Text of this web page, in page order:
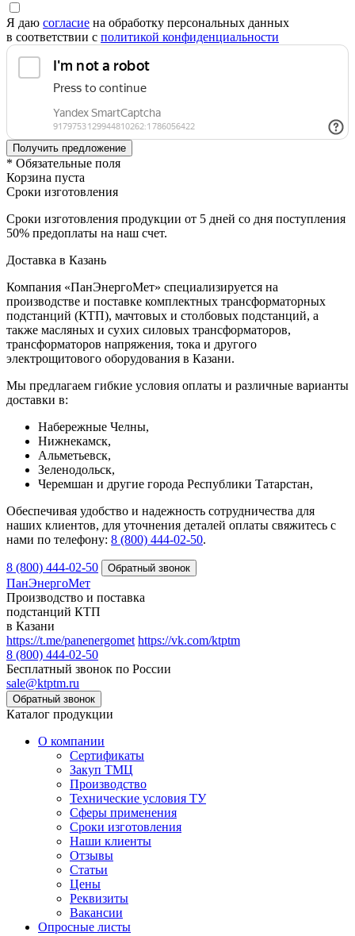
Я даю согласие на обработку персональных данных
в соответствии с политикой конфиденциальности
* Обязательные поля
Корзина пуста
Сроки изготовления
Сроки изготовления продукции от 5 дней со дня поступления
50% предоплаты на наш счет.
Доставка в Казань
Компания «ПанЭнергоМет» специализируется на
производстве и поставке комплектных трансформаторных
подстанций (КТП), мачтовых и столбовых подстанций, а
также масляных и сухих силовых трансформаторов,
трансформаторов напряжения, тока и другого
электрощитового оборудования в Казани.
Мы предлагаем гибкие условия оплаты и различные варианты
доставки в:
Набережные Челны,
Нижнекамск,
Альметьевск,
Зеленодольск,
Черемшан и другие города Республики Татарстан,
Обеспечивая удобство и надежность сотрудничества для
наших клиентов, для уточнения деталей оплаты свяжитесь с
нами по телефону: 8 (800) 444-02-50.
8 (800) 444-02-50
ПанЭнергоМет
Производство и поставка
подстанций КТП
в Казани
https://t.me/panenergomet https://vk.com/ktptm
8 (800) 444-02-50
Бесплатный звонок по России
sale@ktptm.ru
Каталог продукции
О компании
Сертификаты
Закуп ТМЦ
Производство
Технические условия ТУ
Сферы применения
Сроки изготовления
Наши клиенты
Отзывы
Статьи
Цены
Реквизиты
Вакансии
Опросные листы